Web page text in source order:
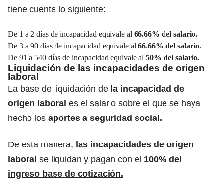
tiene cuenta lo siguiente:
De 1 a 2 días de incapacidad equivale al 66.66% del salario.
De 3 a 90 días de incapacidad equivale al 66.66% del salario.
De 91 a 540 días de incapacidad equivale al 50% del salario.
Liquidación de las incapacidades de origen
laboral
La base de liquidación de la incapacidad de
origen laboral es el salario sobre el que se haya
hecho los aportes a seguridad social.
De esta manera, las incapacidades de origen
laboral se liquidan y pagan con el 100% del
ingreso base de cotización.